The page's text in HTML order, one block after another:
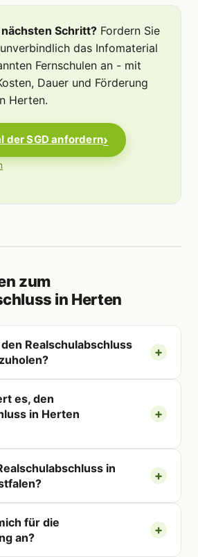
Schritt? Fordern Sie
das Infomaterial
Fernschulen an - mit
Dauer und Förderung
Herten.
der SGD anfordern
zum
in Herten
Realschulabschluss
es, den
in Herten
in
für die
an?